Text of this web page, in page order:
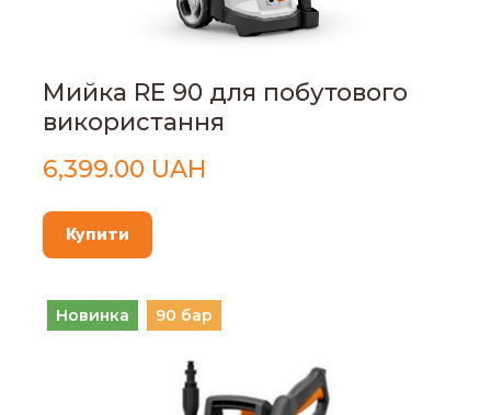
Мийка RE 90 для побутового
використання
6,399.00 UAH
Купити
Новинка 90 бар